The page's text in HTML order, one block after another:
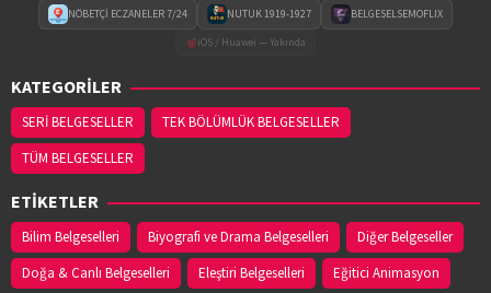
NÖBETÇİ ECZANELER 7/24 NUTUK 1919-1927
BELGESELSEMOFLIX
iOS / Huawei — Yakında
KATEGORİLER
SERİ BELGESELLER
TEK BÖLÜMLÜK BELGESELLER
TÜM BELGESELLER
ETİKETLER
Bilim Belgeselleri Biyografi ve Drama Belgeselleri
Diğer Belgeseller
Doğa & Canlı Belgeselleri
Eleştiri Belgeselleri
Eğitici Animasyon